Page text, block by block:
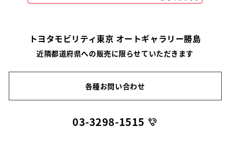
トヨタモビリティ東京 オートギャラリー勝島
近隣都道府県への販売に限らせていただきます
各種お問い合わせ
03-3298-1515